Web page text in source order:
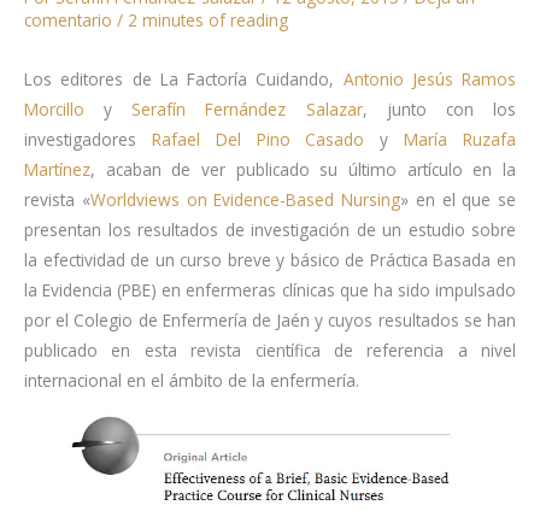
comentario / 2 minutes of reading
Los editores de La Factoría Cuidando, Antonio Jesús Ramos
Morcillo y Serafín Fernández Salazar, junto con los
investigadores Rafael Del Pino Casado yMaría Ruzafa
Martínez, acaban de ver publicado su último artículo en la
revista «Worldviews on Evidence-Based Nursing» en el que se
presentan los resultados de investigación de un estudio sobre
la efectividad de un curso breve y básico de Práctica Basada en
la Evidencia (PBE) en enfermeras clínicas que ha sido impulsado
por el Colegio de Enfermería de Jaén y cuyos resultados se han
publicado en esta revista científica de referencia a nivel
internacional en el ámbito de la enfermería.